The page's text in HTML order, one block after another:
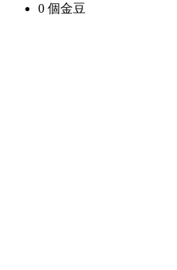
0 個金豆